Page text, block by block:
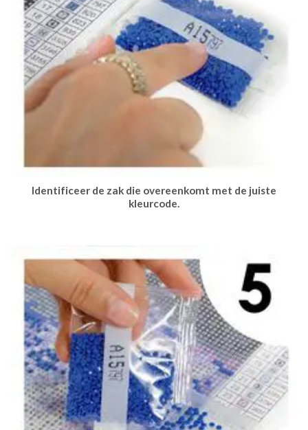
Identificeer de zak die overeenkomt met de juiste
kleurcode.